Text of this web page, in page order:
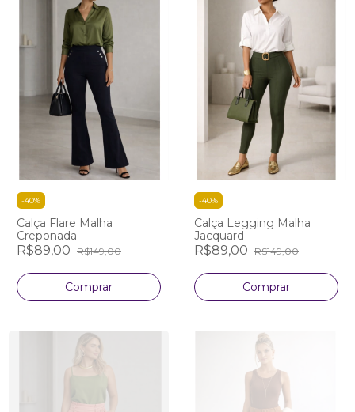
-40%
Calça Flare Malha
Creponada
R$89,00 R$149,00
Comprar
-40%
Calça Legging Malha
Jacquard
R$89,00 R$149,00
Comprar